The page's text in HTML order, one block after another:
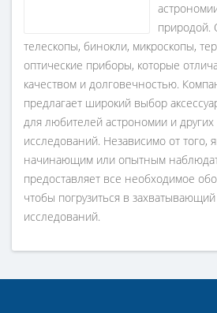
природой.
телескопы, бинокли, микроскопы,
оптические приборы, которые
качеством и долговечностью.
предлагает широкий выбор
для любителей астрономии и
исследований. Независимо от того,
начинающим или опытным
предоставляет все необходимое
чтобы погрузиться в
исследований.